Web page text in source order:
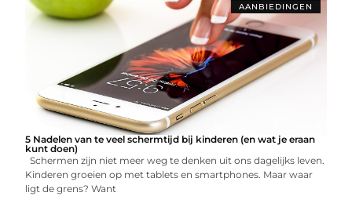
AANBIEDINGEN
5 Nadelen van te veel schermtijd bij kinderen (en wat je eraan
kunt doen)
Schermen zijn niet meer weg te denken uit ons dagelijks leven.
Kinderen groeien op met tablets en smartphones. Maar waar
ligt de grens? Want